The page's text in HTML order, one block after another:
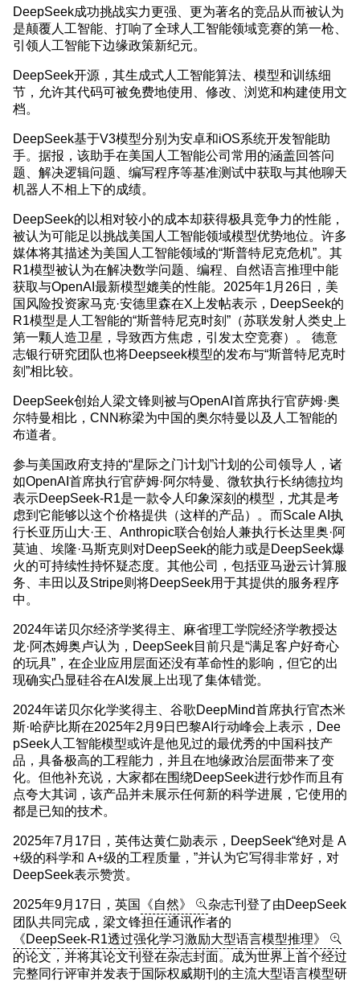
DeepSeek成功挑战实力更强、更为著名的竞品从而被认为
是颠覆人工智能、打响了全球人工智能领域竞赛的第一枪、
引领人工智能下边缘政策新纪元。
DeepSeek开源，其生成式人工智能算法、模型和训练细
节，允许其代码可被免费地使用、修改、浏览和构建使用文
档。
DeepSeek基于V3模型分别为安卓和iOS系统开发智能助
手。据报，该助手在美国人工智能公司常用的涵盖回答问
题、解决逻辑问题、编写程序等基准测试中获取与其他聊天
机器人不相上下的成绩。
DeepSeek的以相对较小的成本却获得极具竞争力的性能，
被认为可能足以挑战美国人工智能领域模型优势地位。许多
媒体将其描述为美国人工智能领域的“斯普特尼克危机”。其
R1模型被认为在解决数学问题、编程、自然语言推理中能
获取与OpenAI最新模型媲美的性能。2025年1月26日，美
国风险投资家马克·安德里森在X上发帖表示，DeepSeek的
R1模型是人工智能的“斯普特尼克时刻”（苏联发射人类史上
第一颗人造卫星，导致西方焦虑，引发太空竞赛）。 德意
志银行研究团队也将Deepseek模型的发布与“斯普特尼克时
刻”相比较。
DeepSeek创始人梁文锋则被与OpenAI首席执行官萨姆·奥
尔特曼相比，CNN称梁为中国的奥尔特曼以及人工智能的
布道者。
参与美国政府支持的“星际之门计划”计划的公司领导人，诸
如OpenAI首席执行官萨姆·阿尔特曼、微软执行长纳德拉均
表示DeepSeek-R1是一款令人印象深刻的模型，尤其是考
虑到它能够以这个价格提供（这样的产品）。而Scale AI执
行长亚历山大·王、Anthropic联合创始人兼执行长达里奥·阿
莫迪、埃隆·马斯克则对DeepSeek的能力或是DeepSeek爆
火的可持续性持怀疑态度。其他公司，包括亚马逊云计算服
务、丰田以及Stripe则将DeepSeek用于其提供的服务程序
中。
2024年诺贝尔经济学奖得主、麻省理工学院经济学教授达
龙·阿杰姆奥卢认为，DeepSeek目前只是“满足客户好奇心
的玩具”，在企业应用层面还没有革命性的影响，但它的出
现确实凸显硅谷在AI发展上出现了集体错觉。
2024年诺贝尔化学奖得主、谷歌DeepMind首席执行官杰米
斯·哈萨比斯在2025年2月9日巴黎AI行动峰会上表示，Dee
pSeek人工智能模型或许是他见过的最优秀的中国科技产
品，具备极高的工程能力，并且在地缘政治层面带来了变
化。但他补充说，大家都在围绕DeepSeek进行炒作而且有
点夸大其词，该产品并未展示任何新的科学进展，它使用的
都是已知的技术。
2025年7月17日，英伟达黄仁勋表示，DeepSeek“绝对是 A
+级的科学和 A+级的工程质量，”并认为它写得非常好，对
DeepSeek表示赞赏。
2025年9月17日，英国 《自然》
杂志刊登了由DeepSeek
团队共同完成，梁文锋担任通讯作者的
《DeepSeek-R1透过强化学习激励大型语言模型推理》
的论文，并将其论文刊登在杂志封面。成为世界上首个经过
完整同行评审并发表于国际权威期刊的主流大型语言模型研